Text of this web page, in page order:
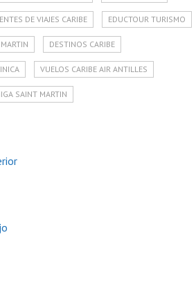
DE VIAJES CARIBE EDUCTOUR TURISMO
DESTINOS CARIBE
VUELOS CARIBE AIR ANTILLES
SAINT MARTIN